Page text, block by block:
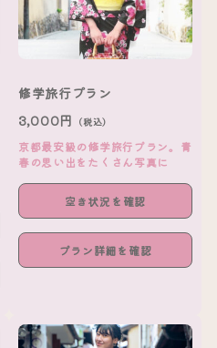
修学旅行プラン
3,000円 （税込）
京都最安級の修学旅行プラン。青
春の思い出をたくさん写真に
空き状況を確認
プラン詳細を確認